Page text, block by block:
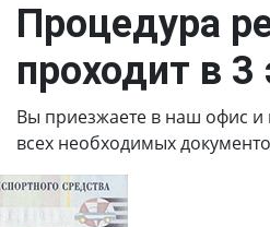
Процедура
проходит в 3
Вы приезжаете в наш офис и
всех необходимых